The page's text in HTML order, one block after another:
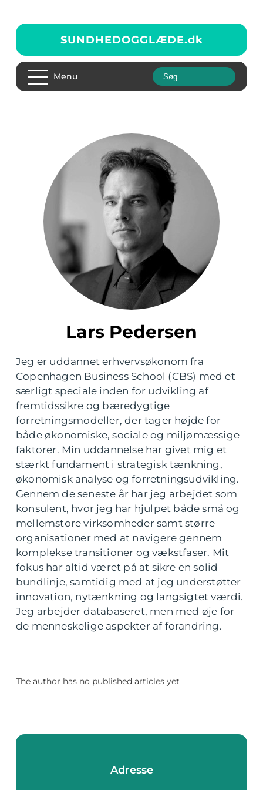
SUNDHEDOGGLÆDE.dk
Menu
Lars Pedersen
Jeg er uddannet erhvervsøkonom fra
Copenhagen Business School (CBS) med et
særligt speciale inden for udvikling af
fremtidssikre og bæredygtige
forretningsmodeller, der tager højde for
både økonomiske, sociale og miljømæssige
faktorer. Min uddannelse har givet mig et
stærkt fundament i strategisk tænkning,
økonomisk analyse og forretningsudvikling.
Gennem de seneste år har jeg arbejdet som
konsulent, hvor jeg har hjulpet både små og
mellemstore virksomheder samt større
organisationer med at navigere gennem
komplekse transitioner og vækstfaser. Mit
fokus har altid været på at sikre en solid
bundlinje, samtidig med at jeg understøtter
innovation, nytænkning og langsigtet værdi.
Jeg arbejder databaseret, men med øje for
de menneskelige aspekter af forandring.
The author has no published articles yet
Adresse